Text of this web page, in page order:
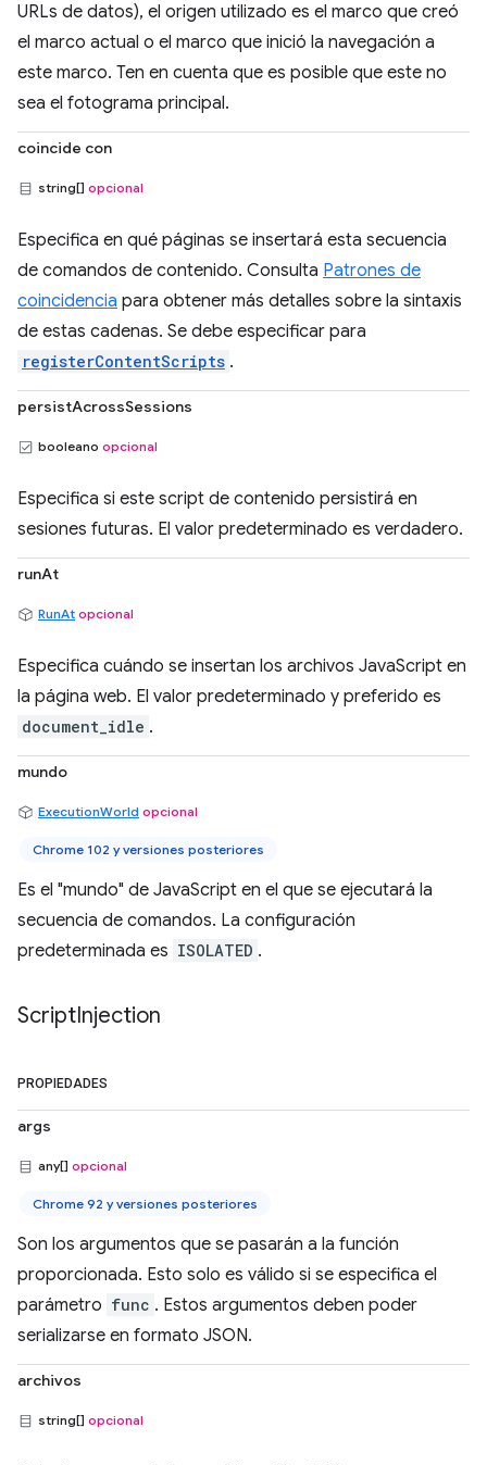
URLs de datos), el origen utilizado es el marco que creó
el marco actual o el marco que inició la navegación a
este marco. Ten en cuenta que es posible que este no
sea el fotograma principal.
coincide con
string[] opcional
Especifica en qué páginas se insertará esta secuencia
de comandos de contenido. Consulta Patrones de
coincidencia para obtener más detalles sobre la sintaxis
de estas cadenas. Se debe especificar para
registerContentScripts .
persistAcrossSessions
booleano opcional
Especifica si este script de contenido persistirá en
sesiones futuras. El valor predeterminado es verdadero.
runAt
RunAt opcional
Especifica cuándo se insertan los archivos JavaScript en
la página web. El valor predeterminado y preferido es
document_idle .
mundo
ExecutionWorld opcional
Chrome 102 y versiones posteriores
Es el "mundo" de JavaScript en el que se ejecutará la
secuencia de comandos. La configuración
predeterminada es ISOLATED .
ScriptInjection
PROPIEDADES
args
any[] opcional
Chrome 92 y versiones posteriores
Son los argumentos que se pasarán a la función
proporcionada. Esto solo es válido si se especifica el
parámetro func . Estos argumentos deben poder
serializarse en formato JSON.
archivos
string[] opcional